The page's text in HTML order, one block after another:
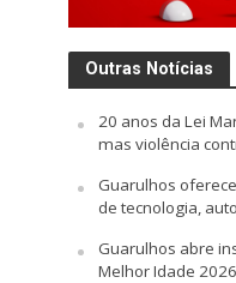
Outras Notícias
20 anos da Lei
mas violência
Guarulhos
de tecnologia,
Guarulhos abre
Melhor Idade 2026